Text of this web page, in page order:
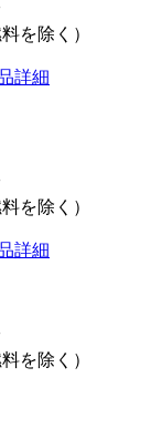
を除く）
詳細
を除く）
詳細
を除く）